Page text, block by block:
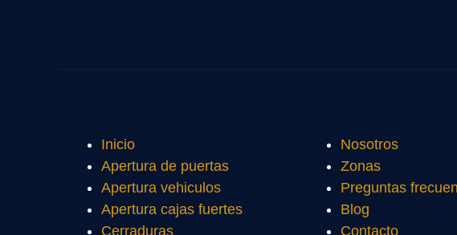
Inicio
Apertura de puertas
Apertura vehiculos
Apertura cajas fuertes
Cerraduras
Nosotros
Zonas
Preguntas
Blog
Contacto